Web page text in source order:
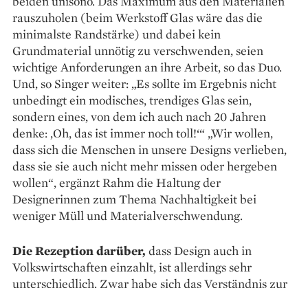
rauszuholen (beim Werkstoff Glas wäre das die
minimalste Randstärke) und dabei kein
Grundmaterial unnötig zu verschwenden, seien
wichtige Anforderungen an ihre ­Arbeit, so das Duo.
Und, so Singer weiter: „Es sollte im Ergebnis nicht
unbedingt ein modisches, trendiges Glas sein,
sondern eines, von dem ich auch nach 20 Jahren
denke: ‚Oh, das ist immer noch toll!‘“ „Wir wollen,
dass sich die Menschen in unsere Designs verlieben,
dass sie sie auch nicht mehr missen oder her­geben
wollen“, ergänzt Rahm die Haltung der
Designerinnen zum Thema Nachhaltigkeit bei
weniger Müll und Materialverschwendung.
Die Rezeption darüber, dass ­Design auch in
Volkswirtschaften einzahlt, ist allerdings sehr
unterschiedlich. Zwar habe sich das Verständnis zur